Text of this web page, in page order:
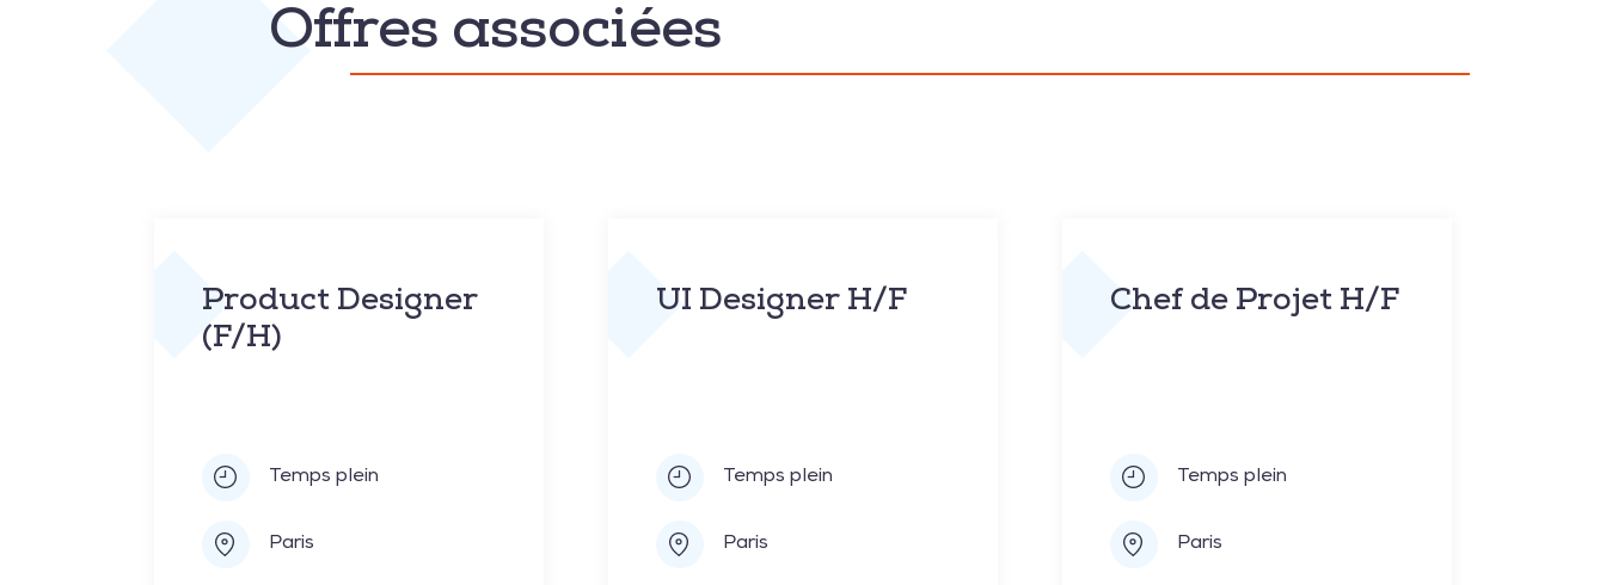
Offres associées
Product Designer
(F/H)
Temps plein
Paris
UI Designer H/F
Temps plein
Paris
Chef de Projet H/F
Temps plein
Paris